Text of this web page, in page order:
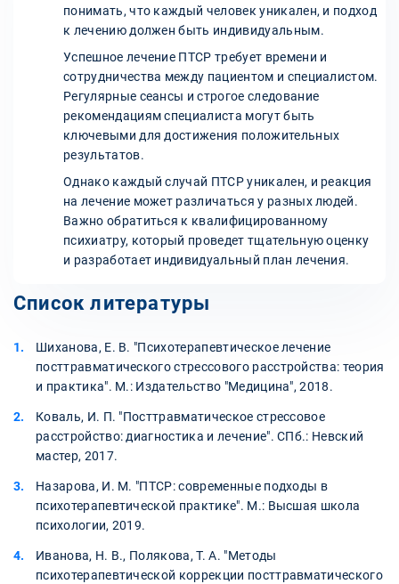
понимать, что каждый человек уникален, и подход
к лечению должен быть индивидуальным.
Успешное лечение ПТСР требует времени и
сотрудничества между пациентом и специалистом.
Регулярные сеансы и строгое следование
рекомендациям специалиста могут быть
ключевыми для достижения положительных
результатов.
Однако каждый случай ПТСР уникален, и реакция
на лечение может различаться у разных людей.
Важно обратиться к квалифицированному
психиатру, который проведет тщательную оценку
и разработает индивидуальный план лечения.
Список литературы
Шиханова, Е. В. "Психотерапевтическое лечение
посттравматического стрессового расстройства: теория
и практика". М.: Издательство "Медицина", 2018.
Коваль, И. П. "Посттравматическое стрессовое
расстройство: диагностика и лечение". СПб.: Невский
мастер, 2017.
Назарова, И. М. "ПТСР: современные подходы в
психотерапевтической практике". М.: Высшая школа
психологии, 2019.
Иванова, Н. В., Полякова, Т. А. "Методы
психотерапевтической коррекции посттравматического